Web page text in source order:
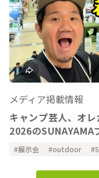
メディア掲載情報
キャンプ芸人、オレが
2026のSUNAYAMA
展示会 outdoor